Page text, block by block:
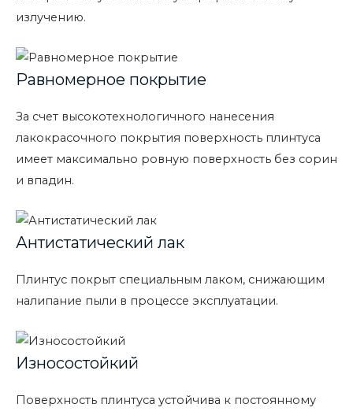
излучению.
Равномерное покрытие
За счет высокотехнологичного нанесения
лакокрасочного покрытия поверхность плинтуса
имеет максимально ровную поверхность без сорин
и впадин.
Антистатический лак
Плинтус покрыт специальным лаком, снижающим
налипание пыли в процессе эксплуатации.
Износостойкий
Поверхность плинтуса устойчива к постоянному